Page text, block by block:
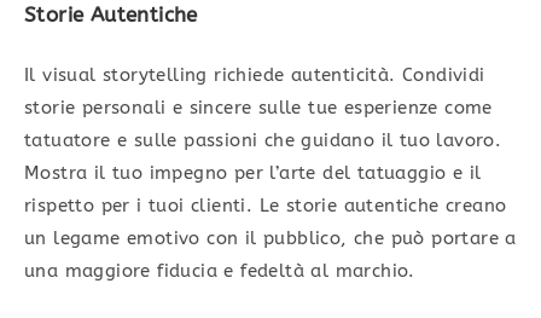
Storie Autentiche
Il visual storytelling richiede autenticità. Condividi
storie personali e sincere sulle tue esperienze come
tatuatore e sulle passioni che guidano il tuo lavoro.
Mostra il tuo impegno per l’arte del tatuaggio e il
rispetto per i tuoi clienti. Le storie autentiche creano
un legame emotivo con il pubblico, che può portare a
una maggiore fiducia e fedeltà al marchio.